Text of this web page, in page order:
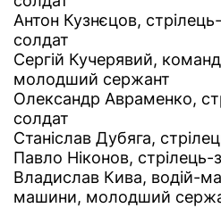
Антон Кузнєцов,
солдат
Сергій Кучерявий,
молодший сержант
Олександр Авраменко,
солдат
Станіслав Дубяга,
Павло Ніконов, стрілець-
Владислав Кива, водій-
машини, молодший